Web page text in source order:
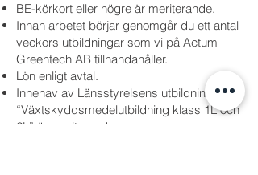
BE-körkort eller högre är meriterande.
Innan arbetet börjar genomgår du ett antal
veckors utbildningar som vi på Actum
Greentech AB tillhandahåller.
Lön enligt avtal.
Innehav av Länsstyrelsens utbildning
“Växtskyddsmedelutbildning klass 1L och
2L” är meriterande.